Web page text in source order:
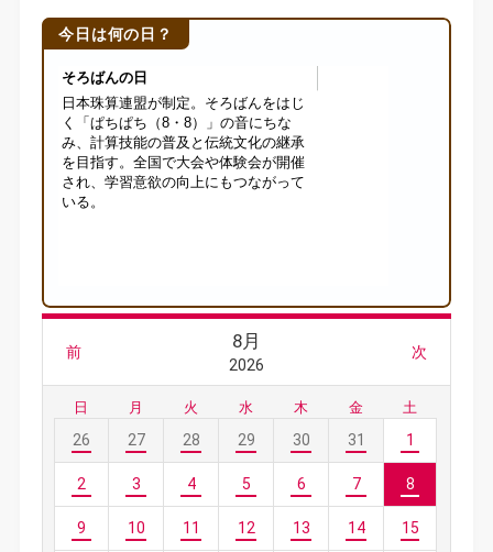
今日は何の日？